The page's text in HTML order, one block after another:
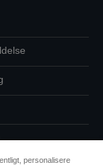
personalisere